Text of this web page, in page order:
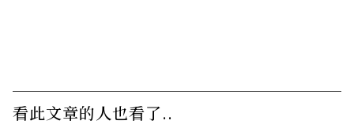
看此文章的人也看了..